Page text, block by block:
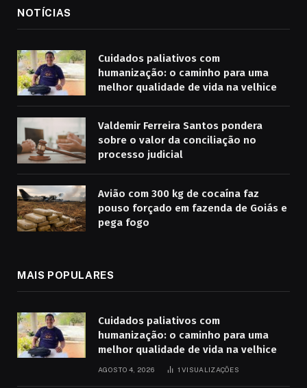
NOTÍCIAS
Cuidados paliativos com
humanização: o caminho para uma
melhor qualidade de vida na velhice
Valdemir Ferreira Santos pondera
sobre o valor da conciliação no
processo judicial
Avião com 300 kg de cocaína faz
pouso forçado em fazenda de Goiás e
pega fogo
MAIS POPULARES
Cuidados paliativos com
humanização: o caminho para uma
melhor qualidade de vida na velhice
AGOSTO 4, 2026 1VISUALIZAÇÕES